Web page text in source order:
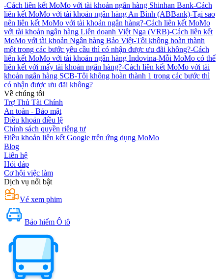
-Cách liên kết MoMo với tài khoản ngân hàng Shinhan Bank-Cách
liên kết MoMo với tài khoản ngân hàng An Bình (ABBank)-Tại sao
nên liên kết MoMo với tài khoản ngân hàng?-Cách liên kết MoMo
với tài khoản ngân hàng Liên doanh Việt Nga (VRB)-Cách liên kết
MoMo với tài khoản Ngân hàng Bảo Việt-Tôi không hoàn thành
một trong các bước yêu cầu thì có nhận được ưu đãi không?-Cách
liên kết MoMo với tài khoản ngân hàng Indovina-Mỗi MoMo có thể
liên kết với mấy tài khoản ngân hàng?-Cách liên kết MoMo với tài
khoản ngân hàng SCB-Tôi không hoàn thành 1 trong các bước thì
có nhận được ưu đãi không?
Về chúng tôi
Trợ Thủ Tài Chính
An toàn - Bảo mật
Điều khoản điều lệ
Chính sách quyền riêng tư
Điều khoản liên kết Google trên ứng dụng MoMo
Blog
Liên hệ
Hỏi đáp
Cơ hội việc làm
Dịch vụ nổi bật
Vé xem phim
Bảo hiểm Ô tô